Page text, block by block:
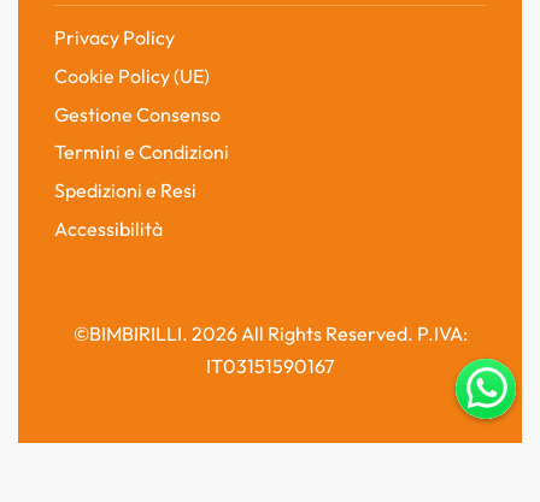
Privacy Policy
Cookie Policy (UE)
Gestione Consenso
Termini e Condizioni
Spedizioni e Resi
Accessibilità
©BIMBIRILLI. 2026 All Rights Reserved. P.IVA:
IT03151590167